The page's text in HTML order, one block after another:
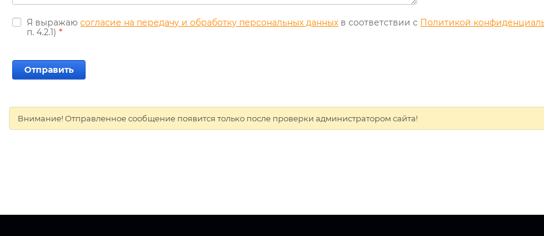
Я выражаюсогласие на передачу и обработку персональных данных в соответствии с Политикой
п. 4.2.1)*
Внимание! Отправленное сообщение появится только после проверки администратором сайта!